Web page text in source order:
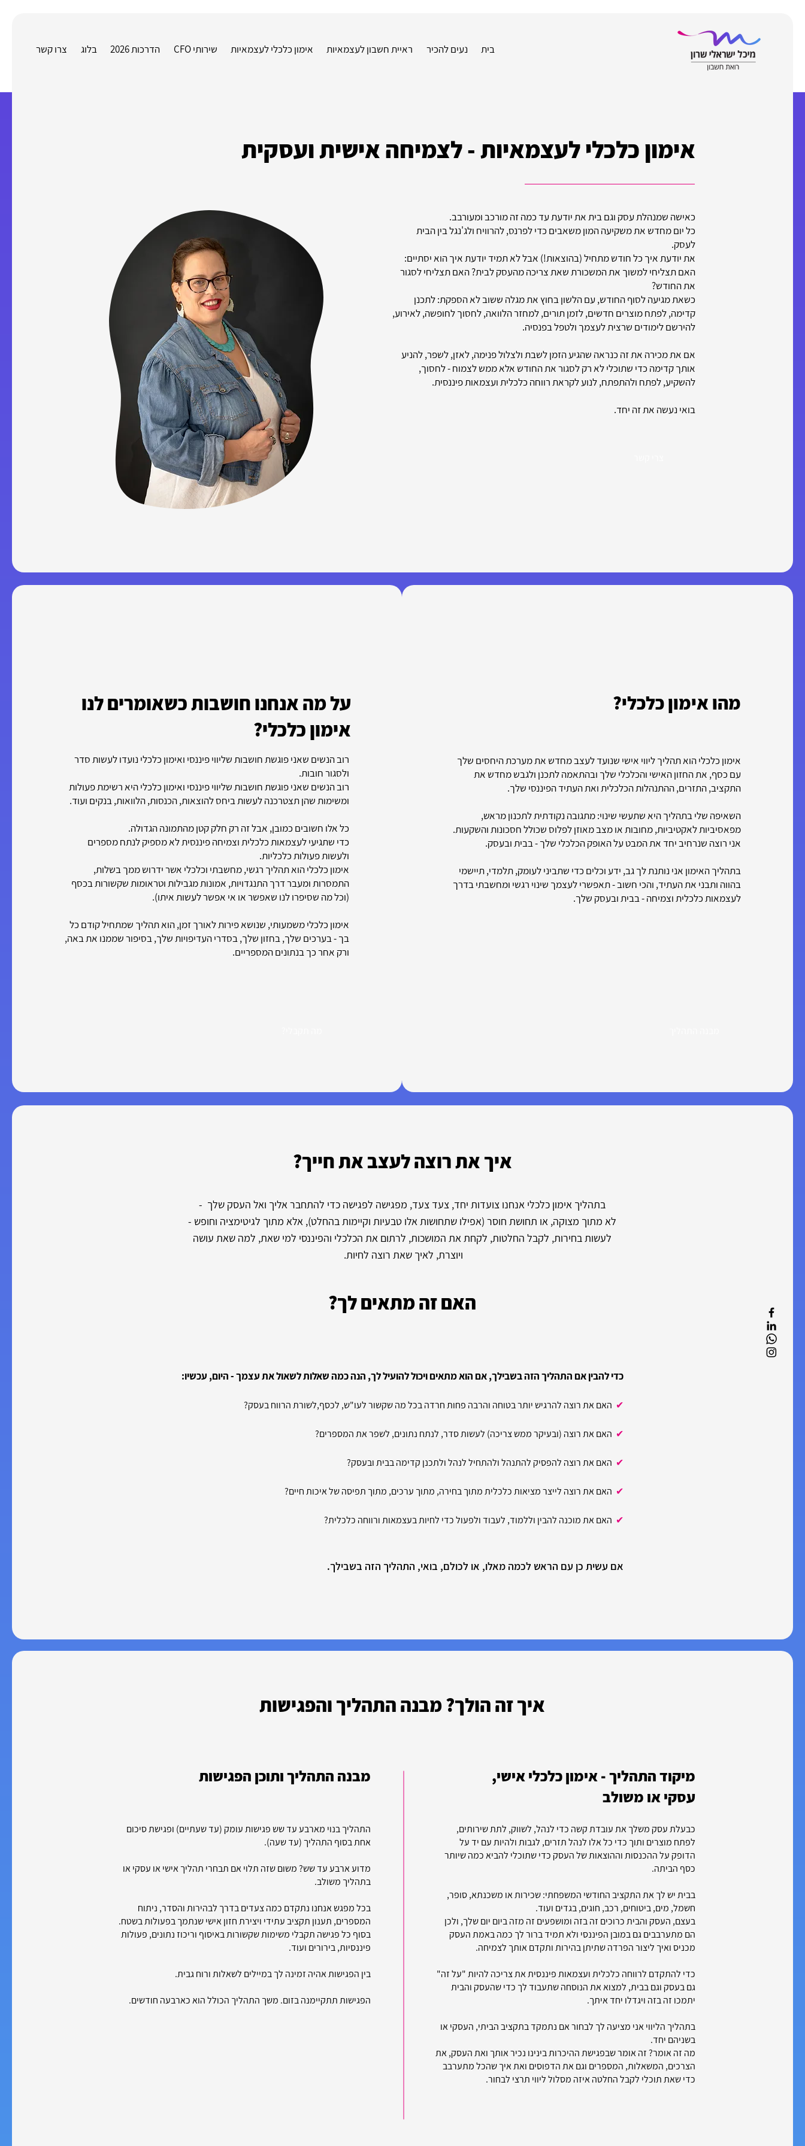
בית נעים להכיר ראיית חשבון לעצמאיות אימון כלכלי לעצמאיות שירותי CFO הדרכות 2026 בלוג צרו קשר
אימון כלכלי לעצמאיות - לצמיחה אישית ועסקית
כאישה שמנהלת עסק וגם בית את יודעת עד כמה זה מורכב ומעורבב.
כל יום מחדש את משקיעה המון משאבים כדי לפרנס, להרוויח ולג'נגל בין הבית
לעסק.
את יודעת איך כל חודש מתחיל (בהוצאות!) אבל לא תמיד יודעת איך הוא יסתיים:
האם תצליחי למשוך את המשכורת שאת צריכה מהעסק לבית? האם תצליחי לסגור
את החודש?
כשאת מגיעה לסוף החודש, עם הלשון בחוץ את מגלה ששוב לא הספקת: לתכנן
קדימה, לפתח מוצרים חדשים, לזמן תורים, למחזר הלוואה, לחסוך לחופשה, לאירוע,
להירשם לימודים שרצית לעצמך ולטפל בפנסיה.
אם את מכירה את זה כנראה שהגיע הזמן לשבת ולצלול פנימה, לאזן, לשפר, להניע
אותך קדימה כדי שתוכלי לא רק לסגור את החודש אלא ממש לצמוח - לחסוך,
להשקיע, לפתח ולהתפתח, לנוע לקראת רווחה כלכלית ועצמאות פיננסית.
בואי נעשה את זה יחד.
על מה אנחנו חושבות כשאומרים לנו
אימון כלכלי?
רוב הנשים שאני פוגשת חושבות שליווי פיננסי ואימון כלכלי נועדו לעשות סדר
ולסגור חובות.
רוב הנשים שאני פוגשת חושבות שליווי פיננסי ואימון כלכלי היא רשימת פעולות
ומשימות שהן תצטרכנה לעשות ביחס להוצאות, הכנסות, הלוואות, בנקים ועוד.
כל אלו חשובים כמובן, אבל זה רק חלק קטן מהתמונה הגדולה.
כדי שתגיעי לעצמאות כלכלית וצמיחה פיננסית לא מספיק לנתח מספרים
ולעשות פעולות כלכליות.
אימון כלכלי הוא תהליך רגשי, מחשבתי וכלכלי אשר ידרוש ממך בשלות,
התמסרות ומעבר דרך התנגדויות, אמונות מגבילות וטראומות שקשורות בכסף
(וכל מה שסיפרו לנו שאפשר או אי אפשר לעשות איתו).
אימון כלכלי משמעותי, שנושא פירות לאורך זמן, הוא תהליך שמתחיל קודם כל
בך - בערכים שלך, בחזון שלך, בסדרי העדיפויות שלך, בסיפור שממנו את באה,
ורק אחר כך בנתונים המספריים.
מהו אימון כלכלי?
אימון כלכלי הוא תהליך ליווי אישי שנועד לעצב מחדש את מערכת היחסים שלך
עם כסף, את החזון האישי והכלכלי שלך ובהתאמה לתכנן ולגבש מחדש את
התקציב, התזרים, ההתנהלות הכלכלית ואת העתיד הפיננסי שלך.
השאיפה שלי בתהליך היא שתעשי שינוי: מתגובה נקודתית לתכנון מראש,
מפאסיביות לאקטיביות, מחובות או מצב מאוזן לפלוס שכולל חסכונות והשקעות.
אני רוצה שנרחיב יחד את המבט על האופק הכלכלי שלך - בבית ובעסק.
בתהליך האימון אני נותנת לך גב, ידע וכלים כדי שתביני לעומק, תלמדי, תיישמי
בהווה ותבני את העתיד, והכי חשוב - תאפשרי לעצמך שינוי רגשי ומחשבתי בדרך
לעצמאות כלכלית וצמיחה - בבית ובעסק שלך.
איך את רוצה לעצב את חייך?
בתהליך אימון כלכלי אנחנו צועדות יחד, צעד צעד, מפגישה לפגישה כדי להתחבר אליך ואל העסק שלך -
לא מתוך מצוקה, או תחושת חוסר (אפילו שתחושות אלו טבעיות וקיימות בהחלט), אלא מתוך לגיטימציה וחופש -
לעשות בחירות, לקבל החלטות, לקחת את המושכות, לרתום את הכלכלי והפיננסי למי שאת, למה שאת עושה
ויוצרת, לאיך שאת רוצה לחיות.
האם זה מתאים לך?
כדי להבין אם התהליך הזה בשבילך, אם הוא מתאים ויכול להועיל לך, הנה כמה שאלות לשאול את עצמך - היום, עכשיו:
✔ האם את רוצה להרגיש יותר בטוחה והרבה פחות חרדה בכל מה שקשור לעו"ש, לכסף,לשורת הרווח בעסק?
✔ האם את רוצה (ובעיקר ממש צריכה) לעשות סדר, לנתח נתונים, לשפר את המספרים?
✔ האם את רוצה להפסיק להתנהל ולהתחיל לנהל ולתכנן קדימה בבית ובעסק?
✔ האם את רוצה לייצר מציאות כלכלית מתוך בחירה, מתוך ערכים, מתוך תפיסה של איכות חיים?
✔ האם את מוכנה להבין וללמוד, לעבוד ולפעול כדי לחיות בעצמאות ורווחה כלכלית?
אם עשית כן עם הראש לכמה מאלו, או לכולם, בואי, התהליך הזה בשבילך.
איך זה הולך? מבנה התהליך והפגישות
מבנה התהליך ותוכן הפגישות
מיקוד התהליך - אימון כלכלי אישי,
עסקי או משולב
כבעלת עסק משלך את עובדת קשה כדי לנהל, לשווק, לתת שירותים,
לפתח מוצרים ותוך כדי כל אלו לנהל תזרים, לגבות ולהיות עם יד על
הדופק על ההכנסות וההוצאות של העסק כדי שתוכלי להביא כמה שיותר
כסף הביתה.
בבית יש לך את התקציב החודשי המשפחתי: שכירות או משכנתא, סופר,
חשמל, מים, ביטוחים, רכב, חוגים, בגדים ועוד.
בעצם, העסק והבית כרוכים זה בזה ומושפעים זה מזה ביום יום שלך, ולכן
הם מתערבבים גם במובן הפיננסי ולא תמיד ברור לך כמה באמת העסק
מכניס ואיך ליצור הפרדה שתיתן בהירות ותקדם אותך לצמיחה.
כדי להתקדם לרווחה כלכלית ועצמאות פיננסית את צריכה להיות "על זה"
גם בעסק וגם בבית, למצוא את הנוסחה שתעבוד לך כדי שהעסק והבית
יתמכו זה בזה ויגדלו יחד איתך.
בתהליך הליווי אני מציעה לך לבחור אם נתמקד בתקציב הביתי, העסקי או
בשניהם יחד.
מה זה אומר? זה אומר שבפגישת ההיכרות בינינו נכיר אותך ואת העסק, את
הצרכים, המשאלות, המספרים וגם את הדפוסים ואת איך שהכל מתערבב
כדי שאת תוכלי לקבל החלטה איזה מסלול ליווי תרצי לבחור.
התהליך בנוי מארבע עד שש פגישות עומק (עד שעתיים) ופגישת סיכום
אחת בסוף התהליך (עד שעה).
מדוע ארבע עד שש? משום שזה תלוי אם תבחרי תהליך אישי או עסקי או
בתהליך משולב.
בכל מפגש אנחנו נתקדם כמה צעדים בדרך לבהירות והסדר, ניתוח
המספרים, תענון תקציב עתידי ויצירת חזון אישי שנתמך בפעולות בשטח.
בסוף כל פגישה תקבלי משימות שקשורות באיסוף וריכוז נתונים, פעולות
פיננסיות, בירורים ועוד.
בין הפגישות אהיה זמינה לך במיילים לשאלות ורוח גבית.
הפגישות תתקיימנה בזום. משך התהליך הכולל הוא כארבעה חודשים.